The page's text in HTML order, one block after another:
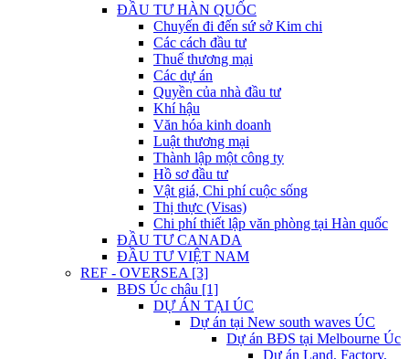
ĐẦU TƯ HÀN QUỐC
Chuyến đi đến sứ sở Kim chi
Các cách đầu tư
Thuế thương mại
Các dự án
Quyền của nhà đầu tư
Khí hậu
Văn hóa kinh doanh
Luật thương mại
Thành lập một công ty
Hồ sơ đầu tư
Vật giá, Chi phí cuộc sống
Thị thực (Visas)
Chi phí thiết lập văn phòng tại Hàn quốc
ĐẦU TƯ CANADA
ĐẦU TƯ VIỆT NAM
REF - OVERSEA [3]
BĐS Úc châu [1]
DỰ ÁN TẠI ÚC
Dự án tại New south waves ÚC
Dự án BĐS tại Melbourne Úc
Dự án Land, Factory,